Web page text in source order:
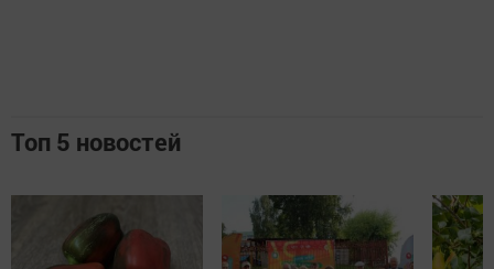
Топ 5 новостей